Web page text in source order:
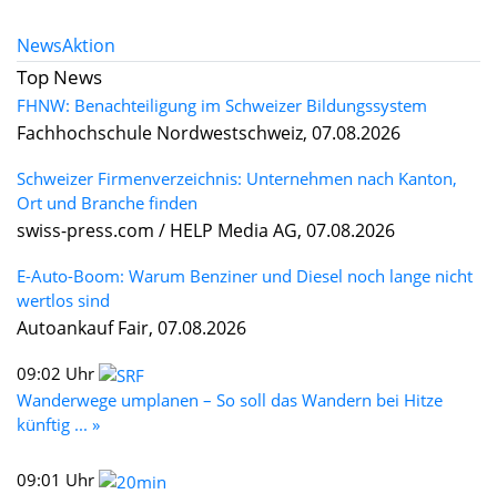
NewsAktion
Top News
FHNW: Benachteiligung im Schweizer Bildungssystem
Fachhochschule Nordwestschweiz, 07.08.2026
Schweizer Firmenverzeichnis: Unternehmen nach Kanton,
Ort und Branche finden
swiss-press.com / HELP Media AG, 07.08.2026
E-Auto-Boom: Warum Benziner und Diesel noch lange nicht
wertlos sind
Autoankauf Fair, 07.08.2026
09:02 Uhr
Wanderwege umplanen – So soll das Wandern bei Hitze
künftig ... »
09:01 Uhr